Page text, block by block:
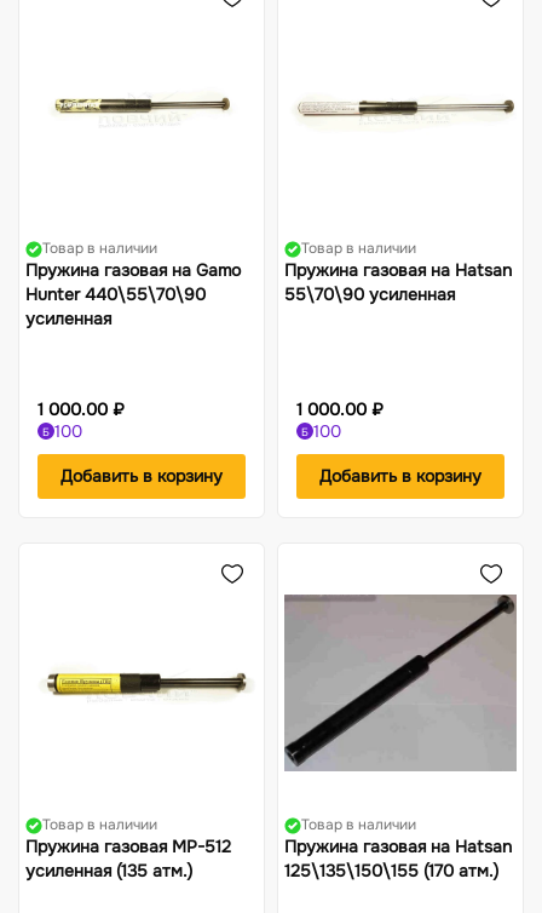
Товар в наличии
Пружина газовая на Gamo
Hunter 440\55\70\90
усиленная
1 000.00 ₽
Б 100
Добавить в корзину
Товар в наличии
Пружина газовая на Hatsan
55\70\90 усиленная
1 000.00 ₽
Б 100
Добавить в корзину
Товар в наличии
Пружина газовая МР-512
усиленная (135 атм.)
Товар в наличии
Пружина газовая на Hatsan
125\135\150\155 (170 атм.)